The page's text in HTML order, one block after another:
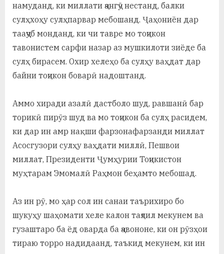
намуданд, ки миллати ҷангҷӯ нестанд, балки
сулҳхоҳу сулҳпарвар мебошанд. Ҷаҳониён дар
тааҷҷуб монданд, ки чи тавре мо тоҷикон
тавонистем сарфи назар аз мушкилоти зиёде ба
сулҳ бирасем. Охир хелеҳо ба сулҳу ваҳдат дар
байни тоҷикон боварӣ надоштанд.
Аммо хиради азалӣ дастболо шуд, равшанӣ бар
торикӣ пирӯз шуд ва мо тоҷикон ба сулҳ расидем,
ки дар ин амр нақши фарзонафарзанди миллат
Асосгузори сулҳу ваҳдати миллӣ, Пешвои
миллат, Президенти Ҷумҳурии Тоҷикистон
муҳтарам Эмомалӣ Раҳмон беҳамто мебошад.
Аз ин рӯ, мо ҳар сол ин санаи таърихиро бо
шукуҳу шаҳомати хеле калон таҷлил мекунем ва
гузаштаро ба ёд оварда ба ҷавононе, ки он рӯзҳои
тираю торро надидаанд, таъкид мекунем, ки ин